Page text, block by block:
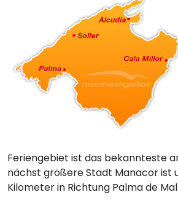
Feriengebiet ist das bekannteste
nächst größere Stadt Manacor ist
Kilometer in Richtung Palma de